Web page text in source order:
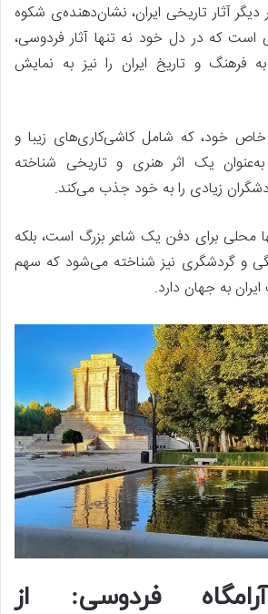
دیگر آثار تاریخی ایران، نشان‌دهنده‌ی شکوه
است که در دل خود نه تنها آثار فردوسی،
فرهنگ و تاریخ ایران را نیز به نمایش
خود، که شامل کاشی‌کاری‌های زیبا و
یک اثر هنری و تاریخی شناخته
زیادی را به خود جذب می‌کند.
محلی برای دفن یک شاعر بزرگ است، بلکه
و گردشگری نیز شناخته می‌شود که سهم
به جهان دارد.
فردوسی: از